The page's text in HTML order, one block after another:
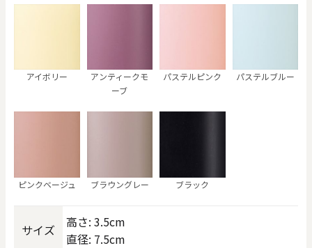
アイボリー
アンティークモ
ーブ
パステルピンク パステルブルー
ピンクベージュ ブラウングレー ブラック
サイズ
高さ: 3.5cm
直径: 7.5cm